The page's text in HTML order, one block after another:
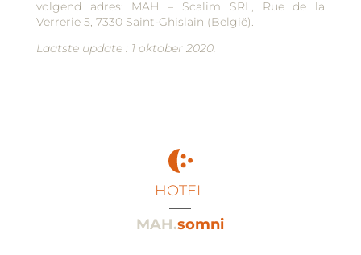
volgend adres: MAH – Scalim SRL, Rue de la
Verrerie 5, 7330 Saint-Ghislain (België).
Laatste update : 1 oktober 2020.
HOTEL
MAH.somni